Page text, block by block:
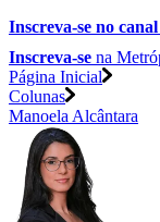
Inscreva-se no canal
Inscreva-se na
Página Inicial
Colunas
Manoela Alcântara